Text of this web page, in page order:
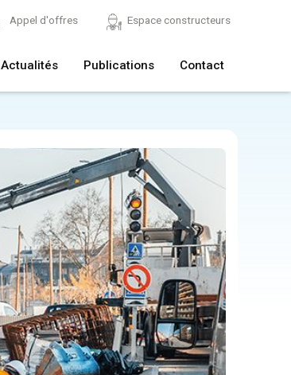
Appel d'offres Espace constructeurs
Actualités Publications Contact